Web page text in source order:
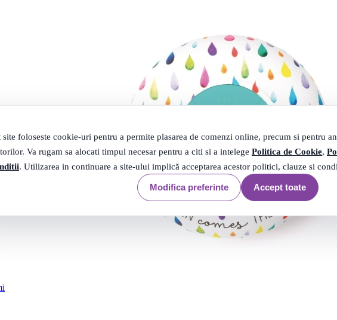
site foloseste cookie-uri pentru a permite plasarea de comenzi online, precum si pentru
Va rugam sa alocati timpul necesar pentru a citi si a intelege Politica de Cookie,
. Utilizarea in continuare a site-ului implică acceptarea acestor politici, clauze si
Modifica preferinte Accept toate